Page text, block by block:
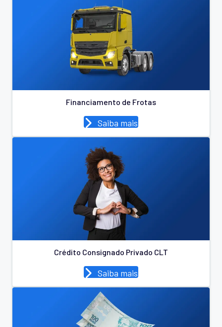
Financiamento de Frotas
Saiba mais
Crédito Consignado Privado CLT
Saiba mais